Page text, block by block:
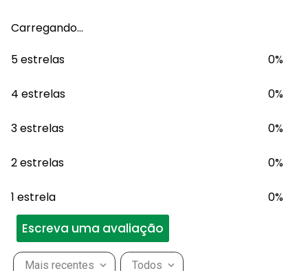
Carregando…
5 estrelas
0%
4 estrelas 0%
3 estrelas 0%
2 estrelas 0%
1 estrela 0%
Escreva uma avaliação
Mais recentes Todos